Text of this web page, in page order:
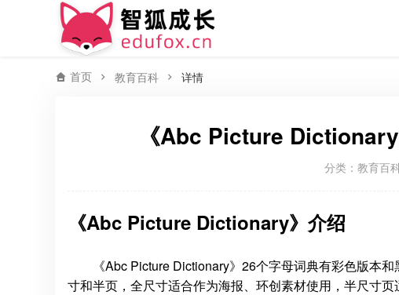
首页 教育百科 详情
《Abc Picture
分类： 教育百
《Abc Picture Dictionary》介绍
《Abc Picture Dictionary》26个字母词典有彩色版本
寸和半页，全尺寸适合作为海报、环创素材使用，半尺寸